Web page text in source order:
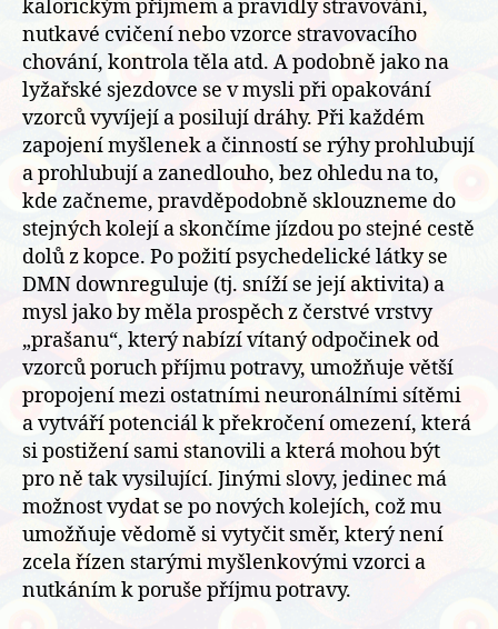
kalorickým příjmem a pravidly stravování,
nutkavé cvičení nebo vzorce stravovacího
chování, kontrola těla atd. A podobně jako na
lyžařské sjezdovce se v mysli při opakování
vzorců vyvíjejí a posilují dráhy. Při každém
zapojení myšlenek a činností se rýhy prohlubují
a prohlubují a zanedlouho, bez ohledu na to,
kde začneme, pravděpodobně sklouzneme do
stejných kolejí a skončíme jízdou po stejné cestě
dolů z kopce. Po požití psychedelické látky se
DMN downreguluje (tj. sníží se její aktivita) a
mysl jako by měla prospěch z čerstvé vrstvy
„prašanu“, který nabízí vítaný odpočinek od
vzorců poruch příjmu potravy, umožňuje větší
propojení mezi ostatními neuronálními sítěmi
a vytváří potenciál k překročení omezení, která
si postižení sami stanovili a která mohou být
pro ně tak vysilující. Jinými slovy, jedinec má
možnost vydat se po nových kolejích, což mu
umožňuje vědomě si vytyčit směr, který není
zcela řízen starými myšlenkovými vzorci a
nutkáním k poruše příjmu potravy.